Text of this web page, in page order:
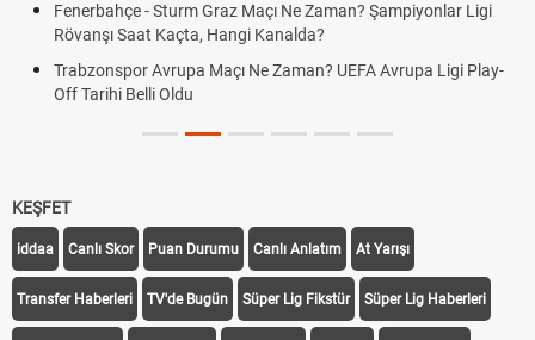
Fenerbahçe - Sturm Graz Maçı Ne Zaman? Şampiyonlar Ligi
Rövanşı Saat Kaçta, Hangi Kanalda?
Trabzonspor Avrupa Maçı Ne Zaman? UEFA Avrupa Ligi Play-
Off Tarihi Belli Oldu
KEŞFET
iddaa Canlı Skor Puan Durumu Canlı Anlatım At Yarışı
Transfer Haberleri TV'de Bugün Süper Lig Fikstür Süper Lig Haberleri